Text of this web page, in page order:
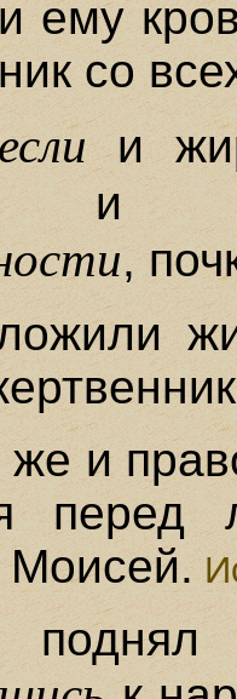
ему
со
и
и
,
же и
перед
Моисей.